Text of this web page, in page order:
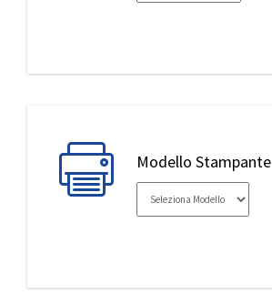
Modello Stampante